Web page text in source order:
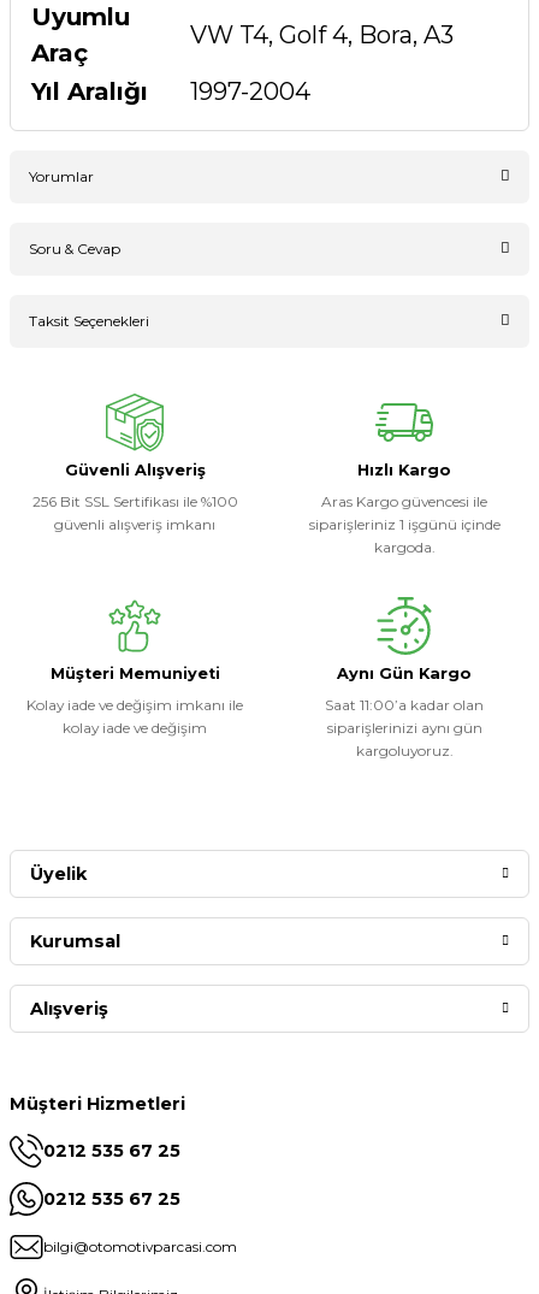
Uyumlu
Araç
VW T4, Golf 4, Bora, A3
Yıl Aralığı
1997-2004
Yorumlar
Soru & Cevap
Taksit Seçenekleri
Güvenli Alışveriş
256 Bit SSL Sertifikası ile %100
güvenli alışveriş imkanı
Hızlı Kargo
Aras Kargo güvencesi ile
siparişleriniz 1 işgünü içinde
kargoda.
Müşteri Memuniyeti
Kolay iade ve değişim imkanı ile
kolay iade ve değişim
Aynı Gün Kargo
Saat 11:00’a kadar olan
siparişlerinizi aynı gün
kargoluyoruz.
Müşteri Hizmetleri
0212 535 67 25
0212 535 67 25
bilgi@otomotivparcasi.com
Üyelik
Kurumsal
Alışveriş